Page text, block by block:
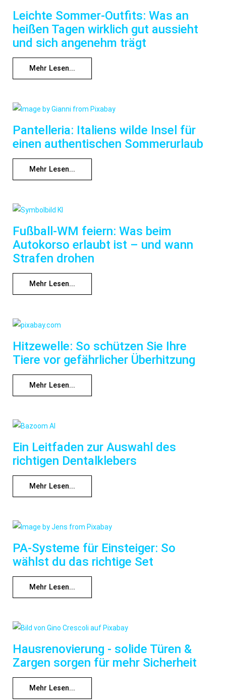
Leichte Sommer-Outfits: Was an
heißen Tagen wirklich gut aussieht
und sich angenehm trägt
Mehr Lesen...
Pantelleria: Italiens wilde Insel für
einen authentischen Sommerurlaub
Mehr Lesen...
Fußball-WM feiern: Was beim
Autokorso erlaubt ist – und wann
Strafen drohen
Mehr Lesen...
Hitzewelle: So schützen Sie Ihre
Tiere vor gefährlicher Überhitzung
Mehr Lesen...
Ein Leitfaden zur Auswahl des
richtigen Dentalklebers
Mehr Lesen...
PA-Systeme für Einsteiger: So
wählst du das richtige Set
Mehr Lesen...
Hausrenovierung - solide Türen &
Zargen sorgen für mehr Sicherheit
Mehr Lesen...